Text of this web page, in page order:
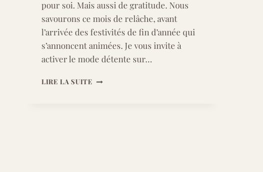
pour soi. Mais aussi de gratitude. Nous
savourons ce mois de relâche, avant
l’arrivée des festivités de fin d’année qui
s’annoncent animées. Je vous invite à
activer le mode détente sur…
LIRE LA SUITE FOND